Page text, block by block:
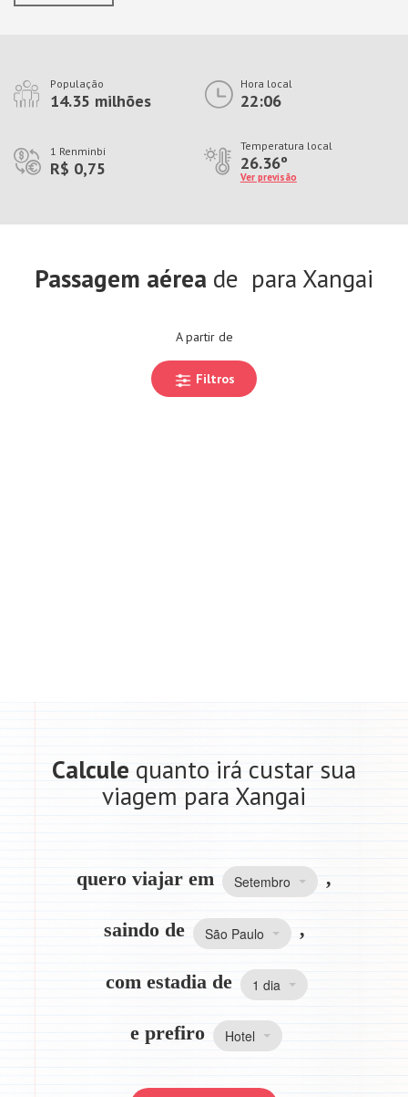
População
14.35 milhões
Hora local
22:06
1 Renminbi
R$ 0,75
Temperatura local
26.36º
Ver previsão
Passagem aérea de para Xangai
A partir de
Filtros
Calcule quanto irá custar sua
viagem para Xangai
quero viajar em Setembro ,
saindo de São Paulo ,
com estadia de 1 dia
e prefiro Hotel